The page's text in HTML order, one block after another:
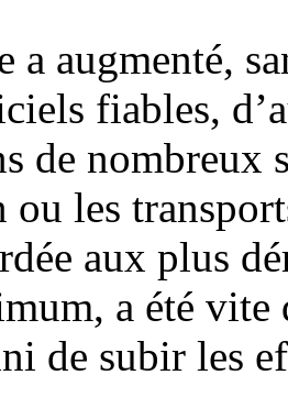
a augmenté,
fiables,
de nombreux
ou les
aux plus
a été vite
de subir les